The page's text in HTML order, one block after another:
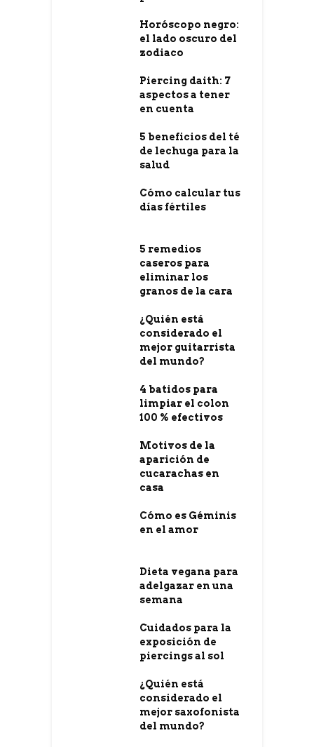
Horóscopo negro:
el lado oscuro del
zodiaco
Piercing daith: 7
aspectos a tener
en cuenta
5 beneficios del té
de lechuga para la
salud
Cómo calcular tus
días fértiles
5 remedios
caseros para
eliminar los
granos de la cara
¿Quién está
considerado el
mejor guitarrista
del mundo?
4 batidos para
limpiar el colon
100 % efectivos
Motivos de la
aparición de
cucarachas en
casa
Cómo es Géminis
en el amor
Dieta vegana para
adelgazar en una
semana
Cuidados para la
exposición de
piercings al sol
¿Quién está
considerado el
mejor saxofonista
del mundo?